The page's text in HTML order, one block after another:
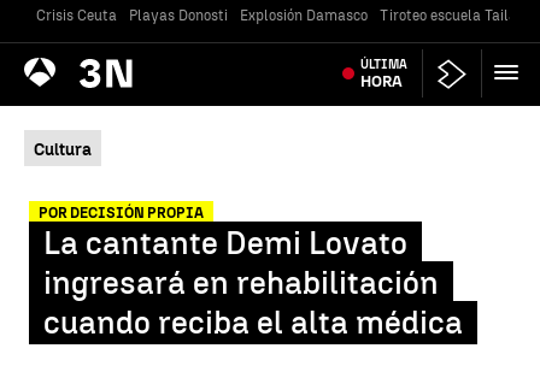
Crisis Ceuta Playas Donosti Explosión Damasco Tiroteo escuela
Antena
3 Noticias ÚLTIMA
HORA
Cultura
POR DECISIÓN PROPIA
La cantante Demi Lovato
ingresará en rehabilitación
cuando reciba el alta médica